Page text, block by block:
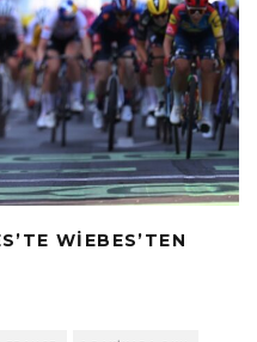
WIEBES’TEN